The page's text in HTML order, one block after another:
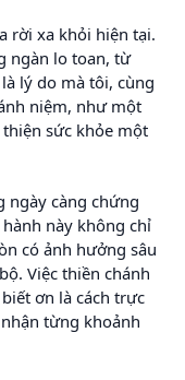
rời xa khỏi hiện tại.
ngàn lo toan, từ
lý do mà tôi, cùng
niệm, như một
sức khỏe một
ngày càng chứng
này không chỉ
có ảnh hưởng sâu
Việc thiền chánh
ơn là cách trực
từng khoảnh